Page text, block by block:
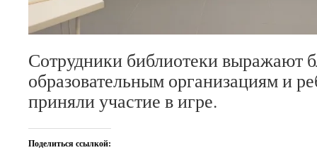
Сотрудники библиотеки выражают
образовательным организациям и
приняли участие в игре.
Поделиться ссылкой: